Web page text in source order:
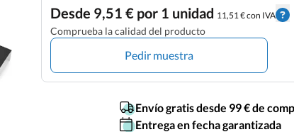
Desde 9,51 € por 1 unidad 11,51 € con IVA
Comprueba la calidad del producto
Pedir muestra
Envío gratis desde 99 € de
Entrega en fecha garantizada